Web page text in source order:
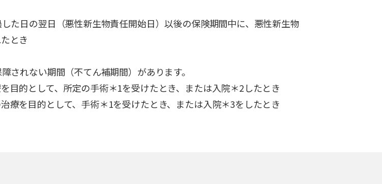
た日の翌日（悪性新生物責任開始日）以後の保険期間中に、悪性新生物
とき
れない期間（不てん補期間）があります。
的として、所定の手術＊1を受けたとき、または入院＊2したとき
を目的として、手術＊1を受けたとき、または入院＊3をしたとき